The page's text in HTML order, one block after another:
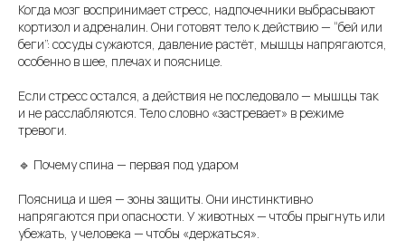
Когда мозг воспринимает стресс, надпочечники выбрасывают
кортизол и адреналин. Они готовят тело к действию — “бей или
беги”: сосуды сужаются, давление растёт, мышцы напрягаются,
особенно в шее, плечах и пояснице.
Если стресс остался, а действия не последовало — мышцы так
и не расслабляются. Тело словно «застревает» в режиме
тревоги.
🔹 Почему спина — первая под ударом
Поясница и шея — зоны защиты. Они инстинктивно
напрягаются при опасности. У животных — чтобы прыгнуть или
убежать, у человека — чтобы «держаться».